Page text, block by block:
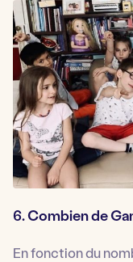
6. Combien de
En fonction du